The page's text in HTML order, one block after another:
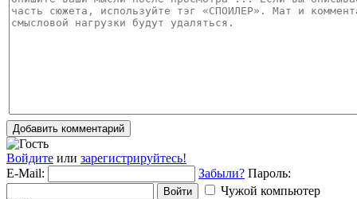
Добавить комментарий
Войдите или зарегистрируйтесь!
E-Mail:
Забыли? Пароль:
Войти
Чужой компьютер